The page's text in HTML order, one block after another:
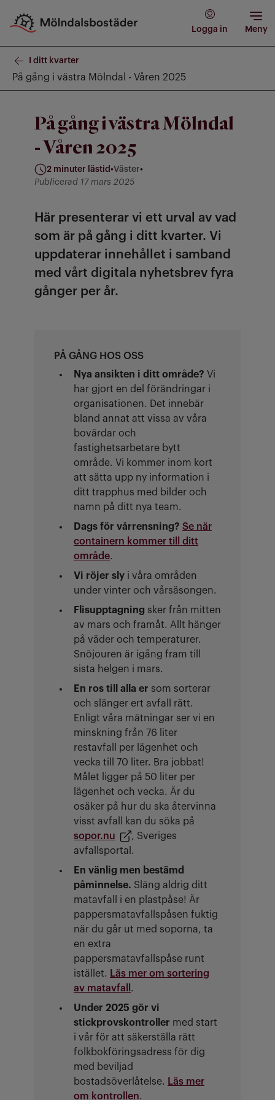
Logga in Meny
I ditt kvarter
På gång i västra Mölndal - Våren 2025
På gång i västra Mölndal
- Våren 2025
2 minuter lästid •Väster•
Kategori: Väster
Publicerad 17 mars 2025
Här presenterar vi ett urval av vad
som är på gång i ditt kvarter. Vi
uppdaterar innehållet i samband
med vårt digitala nyhetsbrev fyra
gånger per år.
PÅ GÅNG HOS OSS
Nya ansikten i ditt område? Vi
har gjort en del förändringar i
organisationen. Det innebär
bland annat att vissa av våra
bovärdar och
fastighetsarbetare bytt
område. Vi kommer inom kort
att sätta upp ny information i
ditt trapphus med bilder och
namn på ditt nya team.
Dags för vårrensning? Se när
containern kommer till ditt
område.
Vi röjer sly i våra områden
under vinter och vårsäsongen.
Flisupptagning sker från mitten
av mars och framåt. Allt hänger
på väder och temperaturer.
Snöjouren är igång fram till
sista helgen i mars.
En ros till alla er som sorterar
och slänger ert avfall rätt.
Enligt våra mätningar ser vi en
minskning från 76 liter
restavfall per lägenhet och
vecka till 70 liter. Bra jobbat!
Målet ligger på 50 liter per
lägenhet och vecka. Är du
osäker på hur du ska återvinna
visst avfall kan du söka på
sopor.nu
, Sveriges
avfallsportal.
En vänlig men bestämd
påminnelse. Släng aldrig ditt
matavfall i en plastpåse! Är
pappersmatavfallspåsen fuktig
när du går ut med soporna, ta
en extra
pappersmatavfallspåse runt
istället. Läs mer om sortering
av matavfall .
Under 2025 gör vi
stickprovskontroller med start
i vår för att säkerställa rätt
folkbokföringsadress för dig
med beviljad
bostadsöverlåtelse. Läs mer
om kontrollen.